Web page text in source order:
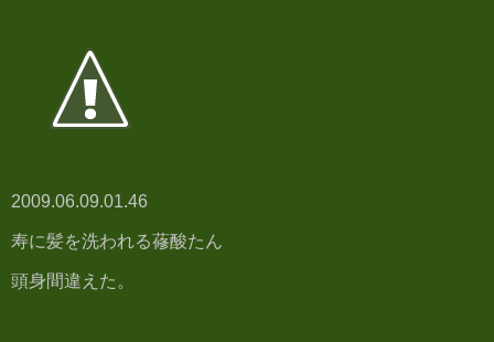
2009.06.09.01.46
寿に髪を洗われる蓚酸たん
頭身間違えた。